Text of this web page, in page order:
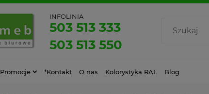
INFOLINIA
503 513 333
503 513 550
Promocje *Kontakt O nas Kolorystyka RAL Blog